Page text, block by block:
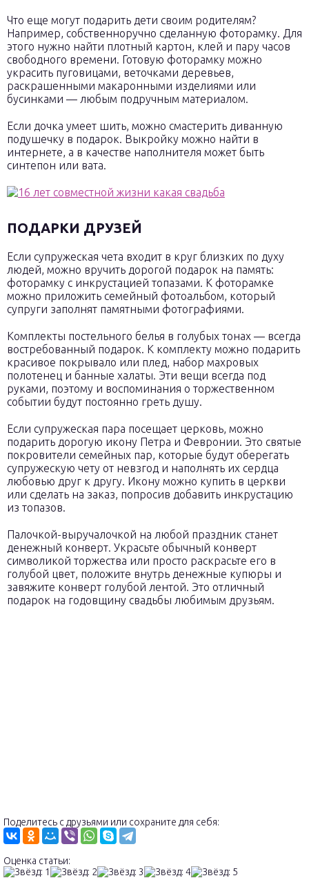
Что еще могут подарить дети своим родителям?
Например, собственноручно сделанную фоторамку. Для
этого нужно найти плотный картон, клей и пару часов
свободного времени. Готовую фоторамку можно
украсить пуговицами, веточками деревьев,
раскрашенными макаронными изделиями или
бусинками — любым подручным материалом.
Если дочка умеет шить, можно смастерить диванную
подушечку в подарок. Выкройку можно найти в
интернете, а в качестве наполнителя может быть
синтепон или вата.
ПОДАРКИ ДРУЗЕЙ
Если супружеская чета входит в круг близких по духу
людей, можно вручить дорогой подарок на память:
фоторамку с инкрустацией топазами. К фоторамке
можно приложить семейный фотоальбом, который
супруги заполнят памятными фотографиями.
Комплекты постельного белья в голубых тонах — всегда
востребованный подарок. К комплекту можно подарить
красивое покрывало или плед, набор махровых
полотенец и банные халаты. Эти вещи всегда под
руками, поэтому и воспоминания о торжественном
событии будут постоянно греть душу.
Если супружеская пара посещает церковь, можно
подарить дорогую икону Петра и Февронии. Это святые
покровители семейных пар, которые будут оберегать
супружескую чету от невзгод и наполнять их сердца
любовью друг к другу. Икону можно купить в церкви
или сделать на заказ, попросив добавить инкрустацию
из топазов.
Палочкой-выручалочкой на любой праздник станет
денежный конверт. Украсьте обычный конверт
символикой торжества или просто раскрасьте его в
голубой цвет, положите внутрь денежные купюры и
завяжите конверт голубой лентой. Это отличный
подарок на годовщину свадьбы любимым друзьям.
Поделитесь с друзьями или сохраните для себя:
Оценка статьи: